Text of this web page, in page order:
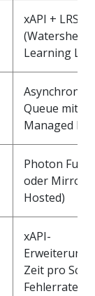
xAPI + LRS
(Watershed
Learning
Asynchrone
Queue mit
Managed
Photon
oder Mirror
Hosted)
xAPI-
Zeit pro
Fehlerrate